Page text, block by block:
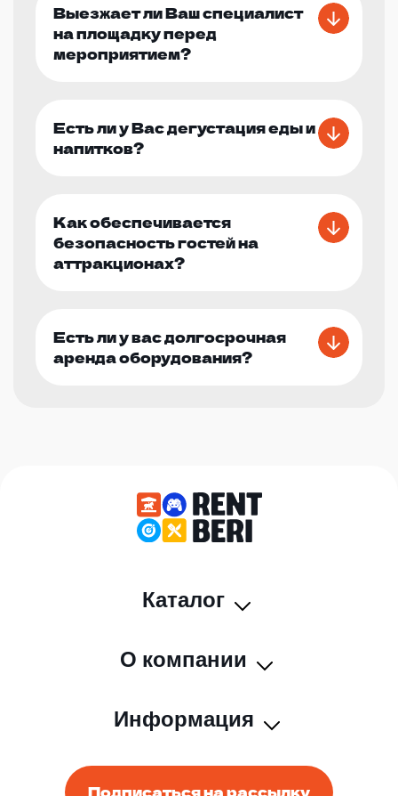
Выезжает ли Ваш специалист
на площадку перед
мероприятием?
Есть ли у Вас дегустация еды и
напитков?
Как обеспечивается
безопасность гостей на
аттракционах?
Есть ли у вас долгосрочная
аренда оборудования?
Каталог
О компании
Информация
Подписаться на рассылку